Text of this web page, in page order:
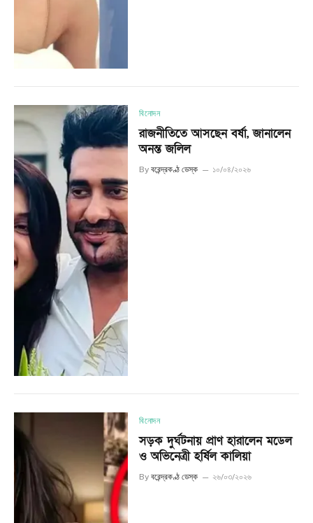
বিনোদন
রাজনীতিতে আসছেন বর্ষা, জানালেন
অনন্ত জলিল
By বরেন্দ্রকণ্ঠ ডেস্ক ১০/০৪/২০২৬
বিনোদন
সড়ক দুর্ঘটনায় প্রাণ হারালেন মডেল
ও অভিনেত্রী হর্ষিল কালিয়া
By বরেন্দ্রকণ্ঠ ডেস্ক ২৬/০৩/২০২৬